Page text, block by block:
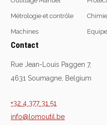
Métrologie et contrôle
Machines
Chimie
Contact
Rue Jean-Louis Paggen 7,
4631 Soumagne, Belgium
+32 4 377 31 51
info@lomoutil.be